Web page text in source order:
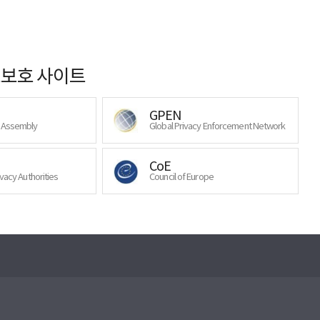
호 사이트
GPEN
Global Privacy Enforcement Network
Authorities
CoE
Council of Europe